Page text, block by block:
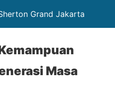
Grand Jakarta
Masa